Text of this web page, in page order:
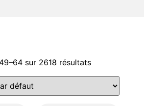
sur 2618 résultats